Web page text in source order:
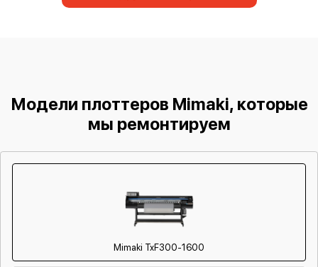
Модели плоттеров Mimaki, которые
мы ремонтируем
Mimaki TxF300-1600